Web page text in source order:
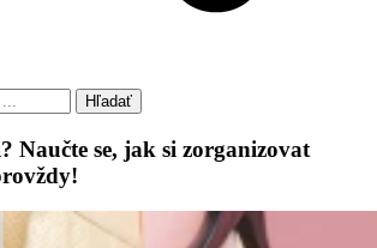
Hľadať
Naučte se, jak si zorganizovat